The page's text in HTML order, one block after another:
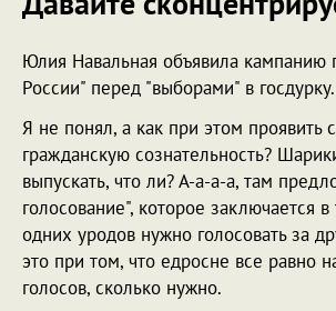
Юлия Навальная объявила кампанию
России" перед "выборами" в госдурку.
Я не понял, а как при этом проявить
гражданскую сознательность?
выпускать, что ли? А-а-а-а, там
голосование", которое заключается
одних уродов нужно голосовать за
это при том, что едросне все равно
голосов, сколько нужно.